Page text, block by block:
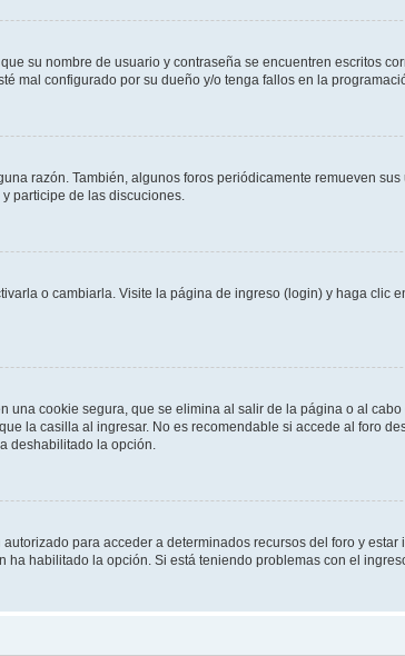
su nombre de usuario y contraseña se encuentren escritos
mal configurado por su dueño y/o tenga fallos en la
razón. También, algunos foros periódicamente remueven
participe de las discuciones.
o cambiarla. Visite la página de ingreso (login) y haga clic
una cookie segura, que se elimina al salir de la página o al
la casilla al ingresar. No es recomendable si accede al foro
deshabilitado la opción.
para acceder a determinados recursos del foro y
habilitado la opción. Si está teniendo problemas con el